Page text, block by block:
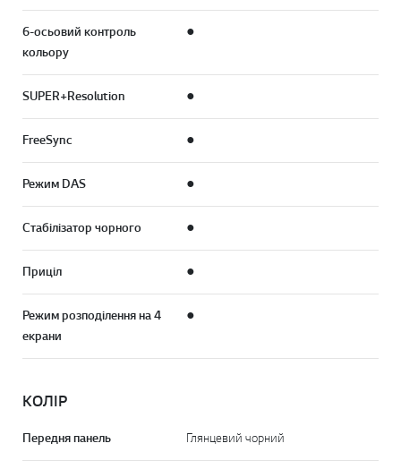
6-осьовий контроль
кольору
●
SUPER+Resolution ●
FreeSync ●
Режим DAS ●
Стабілізатор чорного ●
Приціл ●
Режим розподілення на 4
екрани
●
КОЛІР
Передня панель Глянцевий чорний